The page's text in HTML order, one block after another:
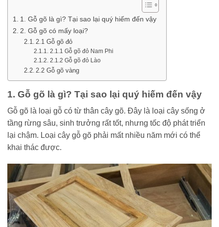
1. Gỗ gõ là gì? Tại sao lại quý hiếm đến vậy
2. Gỗ gõ có mấy loại?
2.1 Gỗ gõ đỏ
2.1.1 Gỗ gõ đỏ Nam Phi
2.1.2 Gỗ gõ đỏ Lào
2.2 Gỗ gõ vàng
1. Gỗ gõ là gì? Tại sao lại quý hiếm đến vậy
Gỗ gõ là loại gỗ có từ thân cây gõ. Đây là loại cây sống ở
tầng rừng sâu, sinh trưởng rất tốt, nhưng tốc độ phát triển
lại chậm. Loại cây gỗ gõ phải mất nhiều năm mới có thể
khai thác được.